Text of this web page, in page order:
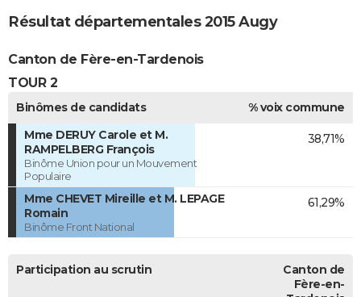
Résultat départementales 2015 Augy
Canton de Fère-en-Tardenois
TOUR 2
Binômes de candidats
% voix commune
Mme DERUY Carole et M.
RAMPELBERG François
Binôme Union pour un Mouvement
Populaire
38,71%
Mme CHEVET Mireille et M. LEPAGE
Romain
Binôme Front National
61,29%
Participation au scrutin
Canton de
Fère-en-